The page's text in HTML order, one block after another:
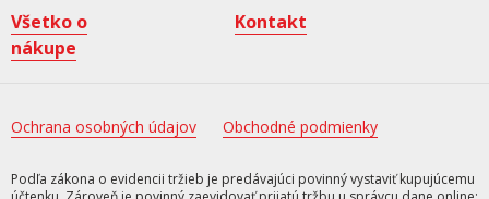
Všetko o
nákupe
Kontakt
Ochrana osobných údajov Obchodné podmienky
Podľa zákona o evidencii tržieb je predávajúci povinný vystaviť kupujúcemu